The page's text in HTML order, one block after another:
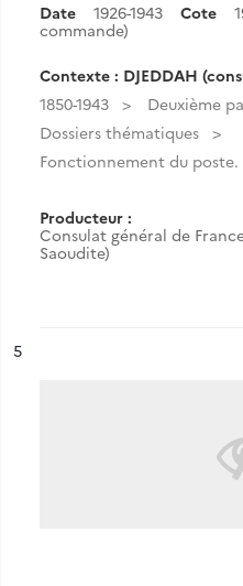
Date 1926-1943 Cote
commande)
Contexte : DJEDDAH
1850-1943
Deuxième
Dossiers thématiques
Fonctionnement du poste.
Producteur :
Consulat général de
Saoudite)
n°
5